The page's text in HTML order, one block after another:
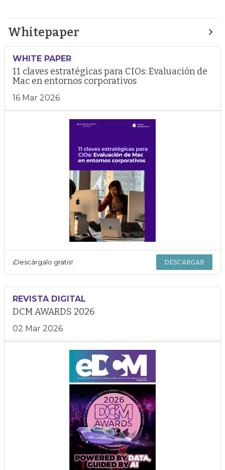
Whitepaper
WHITE PAPER
11 claves estratégicas para CIOs: Evaluación de
Mac en entornos corporativos
16 Mar 2026
¡Descárgalo gratis! DESCARGAR
REVISTA DIGITAL
DCM AWARDS 2026
02 Mar 2026